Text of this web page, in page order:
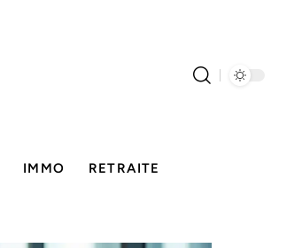
IMMO RETRAITE